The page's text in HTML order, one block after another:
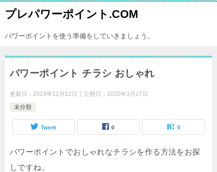
プレパワーポイント.COM
パワーポイントを使う準備をしていきましょう。
パワーポイント チラシ おしゃれ
更新日： 2023年12月12日 公開日： 2020年3月27日
未分類
Tweet 0 0
パワーポイントでおしゃれなチラシを作る方法をお探
しですね。